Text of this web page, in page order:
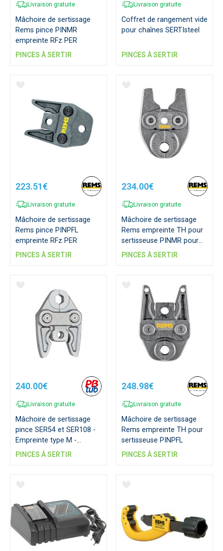
Livraison gratuite
Mâchoire de sertissage
Rems pince PINMR
empreinte RFz PER
PINCES À SERTIR
Livraison gratuite
Coffret de rangement vide
pour chaînes SERTIsteel
PINCES À SERTIR
223.51€
Livraison gratuite
Mâchoire de sertissage
Rems pince PINPFL
empreinte RFz PER
PINCES À SERTIR
234.00€
Livraison gratuite
Mâchoire de sertissage
Rems empreinte TH pour
sertisseuse PINMR pour
tube multicouche
PINCES À SERTIR
240.00€
Livraison gratuite
Mâchoire de sertissage
pince SER54 et SER108 -
Empreinte type M -
SERTIsteel
PINCES À SERTIR
248.98€
Livraison gratuite
Mâchoire de sertissage
Rems empreinte TH pour
sertisseuse PINPFL
PINCES À SERTIR